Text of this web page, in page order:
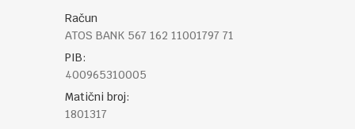
Račun
ATOS BANK 567 162 11001797 71
PIB:
400965310005
Matični broj:
1801317